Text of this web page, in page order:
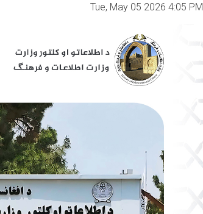
Tue, May 05 2026 4:05 PM